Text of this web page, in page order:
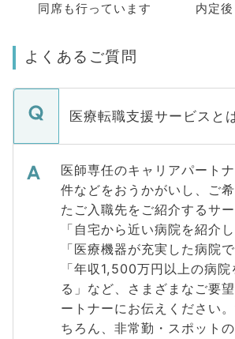
同席も行っています
内定
よくあるご質問
医療転職支援サービスと
医師専任のキャリアパート
件などをおうかがいし、ご
たご入職先をご紹介するサー
「自宅から近い病院を紹介
「医療機器が充実した病院
「年収1,500万円以上の病
る」など、さまざまなご要
ートナーにお伝えください
ちろん、非常勤・スポット